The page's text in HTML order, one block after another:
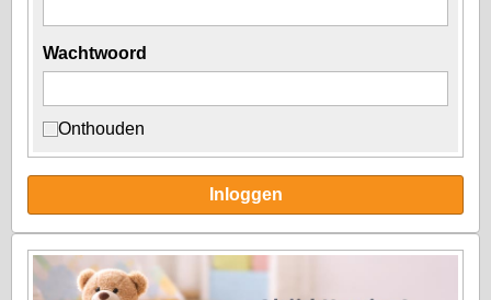
Wachtwoord
Onthouden
Inloggen